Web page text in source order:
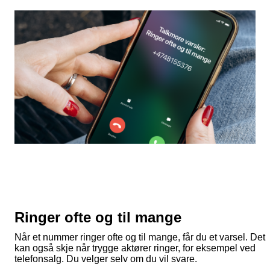
Ringer ofte og til mange
Når et nummer ringer ofte og til mange, får du et varsel. Det
kan også skje når trygge aktører ringer, for eksempel ved
telefonsalg. Du velger selv om du vil svare.